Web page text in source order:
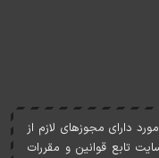
دارای مجوزهای لازم از
تابع قوانين و مقررات